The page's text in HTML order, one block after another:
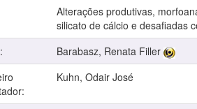
Alterações produtivas,
silicato de cálcio e desafiadas
Barabasz, Renata Filler
Kuhn, Odair José